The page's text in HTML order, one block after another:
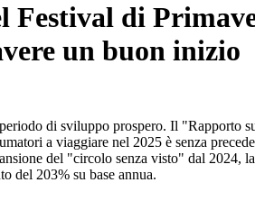
di
un buon inizio
di sviluppo prospero. Il "Rapporto
a viaggiare nel 2025 è senza
del "circolo senza visto" dal 2024,
del 203% su base annua.